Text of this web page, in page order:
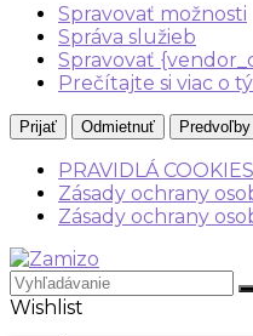
Spravovať možnosti
Správa služieb
Spravovať
Prečítajte si viac o
Prijať Odmietnuť Predvoľby
PRAVIDLÁ COOKIES
Zásady ochrany
Zásady ochrany
Wishlist